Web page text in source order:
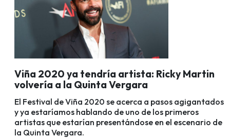
Viña 2020 ya tendría artista: Ricky Martin
volvería a la Quinta Vergara
El Festival de Viña 2020 se acerca a pasos agigantados
y ya estaríamos hablando de uno de los primeros
artistas que estarían presentándose en el escenario de
la Quinta Vergara.